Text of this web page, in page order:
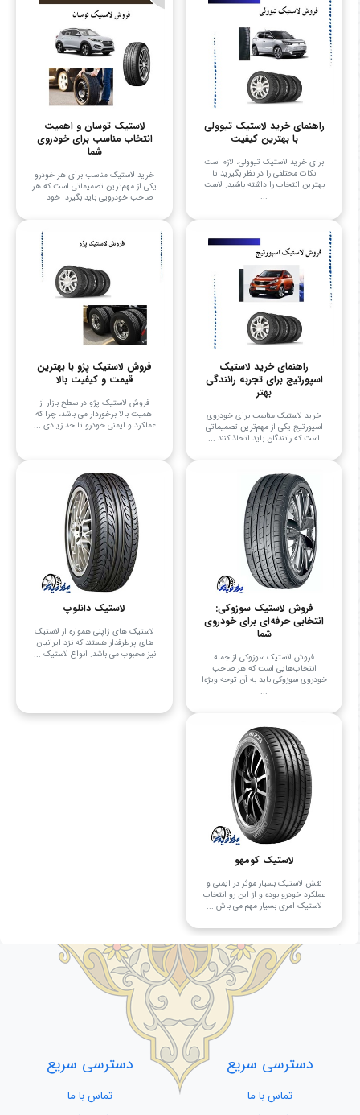
راهنمای خرید لاستیک تیوولی
با بهترین کیفیت
برای خرید لاستیک تیوولی، لازم است
نکات مختلفی را در نظر بگیرید تا
بهترین انتخاب را داشته باشید. لاست
...
لاستیک توسان و اهمیت
انتخاب مناسب برای خودروی
شما
خرید لاستیک مناسب برای هر خودرو
یکی از مهم‌ترین تصمیماتی است که هر
صاحب خودرویی باید بگیرد. خود ...
راهنمای خرید لاستیک
اسپورتیج برای تجربه رانندگی
بهتر
خرید لاستیک مناسب برای خودروی
اسپورتیج یکی از مهم‌ترین تصمیماتی
است که رانندگان باید اتخاذ کنند ...
فروش لاستیک پژو با بهترین
قیمت و کیفیت بالا
فروش لاستیک پژو در سطح بازار از
اهمیت بالا برخوردار می باشد، چرا که
عملکرد و ایمنی خودرو تا حد زیادی ...
فروش لاستیک سوزوکی:
انتخابی حرفه‌ای برای خودروی
شما
فروش لاستیک سوزوکی از جمله
انتخاب‌هایی است که هر صاحب
خودروی سوزوکی باید به آن توجه ویژه‌ا
...
لاستیک دانلوپ
لاستیک های ژاپنی همواره از لاستیک
های پرطرفدار هستند که نزد ایرانیان
نیز محبوب می باشد. انواع لاستیک ...
لاستیک کومهو
نقش لاستیک بسیار موثر در ایمنی و
عملکرد خودرو بوده و از این رو انتخاب
لاستیک امری بسیار مهم می باش ...
دسترسی سریع
تماس با ما
دسترسی سریع
تماس با ما